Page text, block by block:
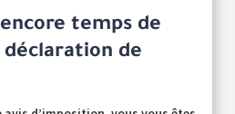
temps de
de